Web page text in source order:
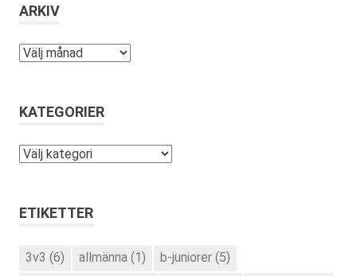
ARKIV
Arkiv
KATEGORIER
Kategorier
ETIKETTER
3v3 (6) allmänna (1) b-juniorer (5)